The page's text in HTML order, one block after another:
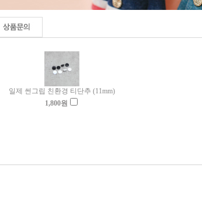
일제 썬그립 친환경 티단추 (11mm)
1,800원